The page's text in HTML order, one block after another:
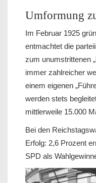
Umformung
Im Februar 1925
entmachtet die
zum unumstrittenen
immer zahlreicher
einem eigenen
werden stets
mittlerweile 15.000
Bei den
Erfolg: 2,6 Prozent
SPD als